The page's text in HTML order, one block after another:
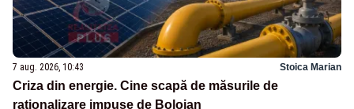
7 aug. 2026, 10:43 Stoica Marian
Criza din energie. Cine scapă de măsurile de
raționalizare impuse de Bolojan